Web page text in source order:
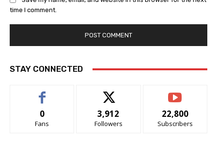
time I comment.
STAY CONNECTED
0
Fans
3,912
Followers
22,800
Subscribers